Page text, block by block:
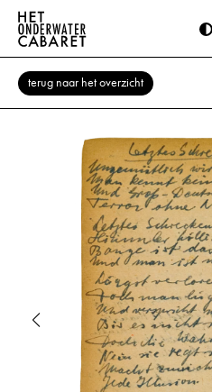
terug naar het overzicht